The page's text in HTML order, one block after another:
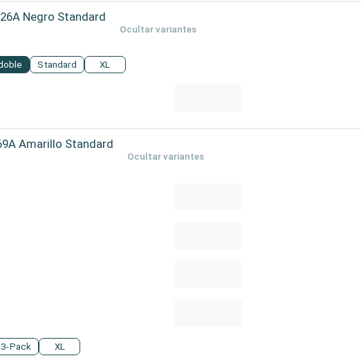
Negro Standard
Ocultar variantes
Standard XL
Amarillo Standard
Ocultar variantes
3-Pack XL